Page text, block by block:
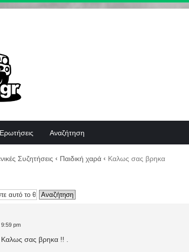
Αναζήτηση
Συζητήσεις ‹ Παιδική χαρά ‹ Καλως σας βρηκα
pm
σας βρηκα !! .